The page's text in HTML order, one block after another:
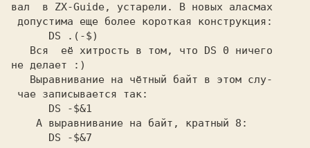
вал  в ZX-Guide, устарели. В новых аласмах
допустима еще более короткая конструкция:
     DS .(-$)
   Вся  её хитрость в том, что
DS 0 ничего
не делает :)
чае записывается так:
     DS -$&1
   А выравнивание на байт, кратный
8:
     DS -$&7